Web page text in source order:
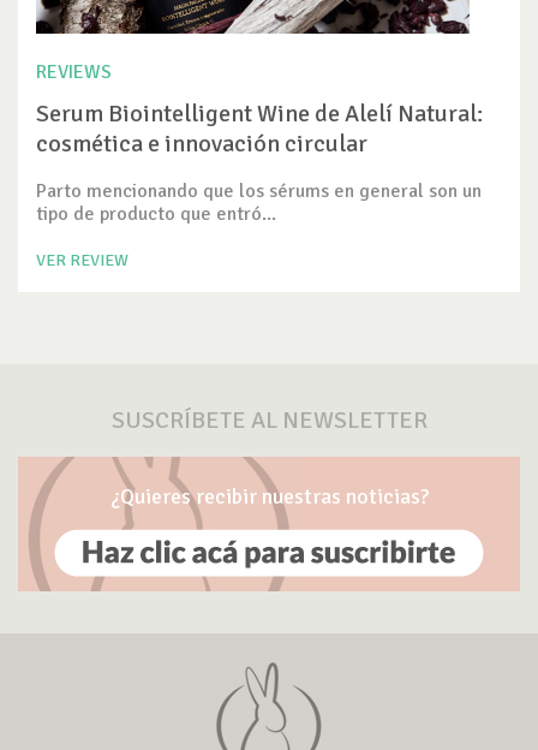
REVIEWS
Serum Biointelligent Wine de Alelí Natural:
cosmética e innovación circular
Parto mencionando que los sérums en general son un
tipo de producto que entró...
VER REVIEW
SUSCRÍBETE AL NEWSLETTER
¿Quieres recibir nuestras noticias?